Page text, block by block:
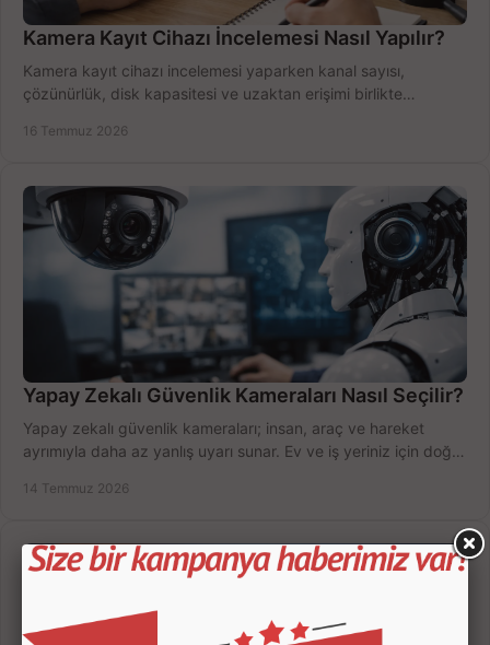
Kamera Kayıt Cihazı İncelemesi Nasıl Yapılır?
Kamera kayıt cihazı incelemesi yaparken kanal sayısı,
çözünürlük, disk kapasitesi ve uzaktan erişimi birlikte
16 Temmuz 2026
Yapay Zekalı Güvenlik Kameraları Nasıl Seçilir?
Yapay zekalı güvenlik kameraları; insan, araç ve hareket
ayrımıyla daha az yanlış uyarı sunar. Ev ve iş yeriniz için doğru
14 Temmuz 2026